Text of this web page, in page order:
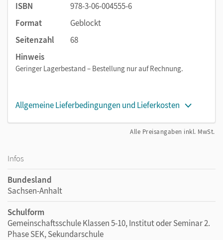
ISBN
978-3-06-004555-6
Format
Geblockt
Seitenzahl
68
Hinweis
Geringer Lagerbestand – Bestellung nur auf Rechnung.
Allgemeine Lieferbedingungen und Lieferkosten
Alle Preisangaben inkl. MwSt.
Infos
Bundesland
Sachsen-Anhalt
Schulform
Gemeinschaftsschule Klassen 5-10, Institut oder Seminar 2.
Phase SEK, Sekundarschule